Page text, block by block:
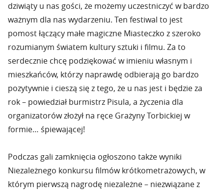
dziwiąty u nas gości, że możemy uczestniczyć w bardzo
ważnym dla nas wydarzeniu. Ten festiwal to jest
pomost łączący małe magiczne Miasteczko z szeroko
rozumianym światem kultury sztuki i filmu. Za to
serdecznie chcę podziękować w imieniu własnym i
mieszkańców, którzy naprawdę odbierają go bardzo
pozytywnie i cieszą się z tego, że u nas jest i będzie za
rok – powiedział burmistrz Pisula, a życzenia dla
organizatorów złożył na ręce Grażyny Torbickiej w
formie… śpiewającej!
Podczas gali zamknięcia ogłoszono także wyniki
Niezależnego konkursu filmów krótkometrażowych, w
którym pierwszą nagrodę niezależne – niezwiązane z